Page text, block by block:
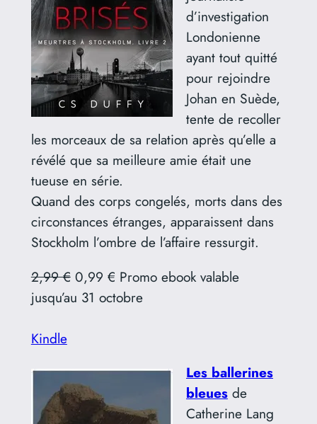
d’investigation
Londonienne
ayant tout quitté
pour rejoindre
Johan en Suède,
tente de recoller
les morceaux de sa relation après qu’elle a
révélé que sa meilleure amie était une
tueuse en série.
Quand des corps congelés, morts dans des
circonstances étranges, apparaissent dans
Stockholm l’ombre de l’affaire ressurgit.
2,99 €0,99 € Promo ebook valable
jusqu’au 31 octobre
Kindle
Les ballerines
bleues de
Catherine Lang